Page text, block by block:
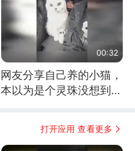
00:32
网友分享自己养的小猫，
本以为是个灵珠没想到是
打开应用 查看更多